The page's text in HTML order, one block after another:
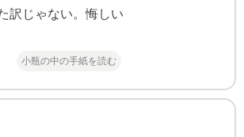
訳じゃない。悔しい
小瓶の中の手紙を読む